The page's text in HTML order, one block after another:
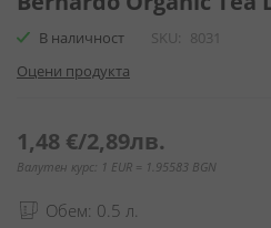
на
галерия
снимки
В наличност SKU
8031
Оцени продукта
1,48 €/2,89лв.
Валутен курс: 1 EUR = 1.95583 BGN
Обем: 0.5 л.